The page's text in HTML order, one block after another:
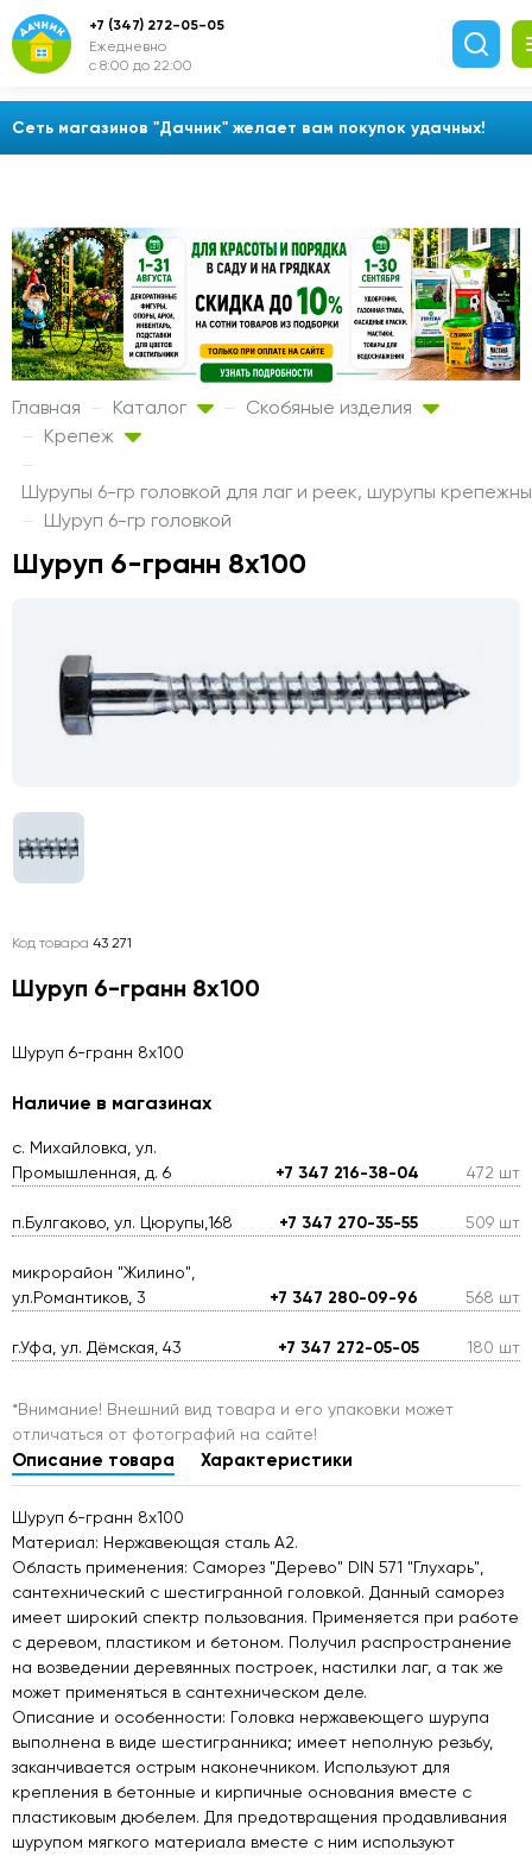
Сеть магазинов "Дачник" желает вам покупок удачных!
+7 (347) 272-05-05
Ежедневно
с 8:00 до 22:00
Главная Каталог
Скобяные изделия
Крепеж
Шурупы 6-гр головкой для лаг и реек, шурупы
Шуруп 6-гр головкой
Шуруп 6-гранн 8х100
Код товара 43 271
Шуруп 6-гранн 8х100
Шуруп 6-гранн 8х100
Наличие в магазинах
с. Михайловка, ул.
Промышленная, д. 6
+7 347 216-38-04 472 шт
п.Булгаково, ул. Цюрупы,168 +7 347 270-35-55 509 шт
микрорайон "Жилино",
ул.Романтиков, 3
+7 347 280-09-96 568 шт
г.Уфа, ул. Дёмская, 43 +7 347 272-05-05 180 шт
*Внимание! Внешний вид товара и его упаковки может
отличаться от фотографий на сайте!
Описание товара Характеристики
Шуруп 6-гранн 8х100
Материал: Нержавеющая сталь A2.
Область применения: Саморез "Дерево" DIN 571 "Глухарь",
сантехнический с шестигранной головкой. Данный саморез
имеет широкий спектр пользования. Применяется при работе
с деревом, пластиком и бетоном. Получил распространение
на возведении деревянных построек, настилки лаг, а так же
может применяться в сантехническом деле.
Описание и особенности: Головка нержавеющего шурупа
выполнена в виде шестигранника; имеет неполную резьбу,
заканчивается острым наконечником. Используют для
крепления в бетонные и кирпичные основания вместе с
пластиковым дюбелем. Для предотвращения продавливания
шурупом мягкого материала вместе с ним используют